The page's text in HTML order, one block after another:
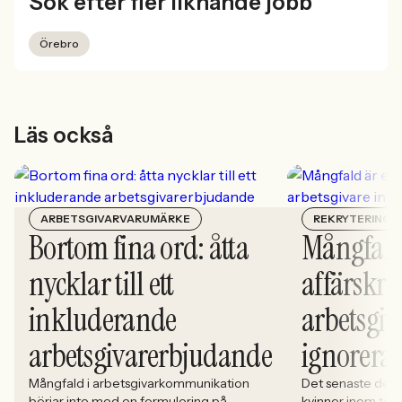
Örebro
Läs också
ARBETSGIVARVARUMÄRKE
Bortom fina ord: åtta
nycklar till ett
inkluderande
arbetsgivarerbjudande
Mångfald i arbetsgivarkommunikation
REKRYTERING
ignorera
Det senaste